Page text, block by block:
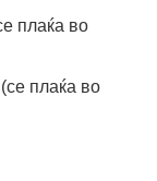
плаќа во
плаќа во